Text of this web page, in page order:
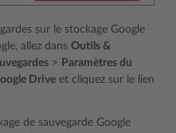
sur le stockage Google
allez dans Outils &
> Paramètres du
Drive et cliquez sur le lien
de sauvegarde Google